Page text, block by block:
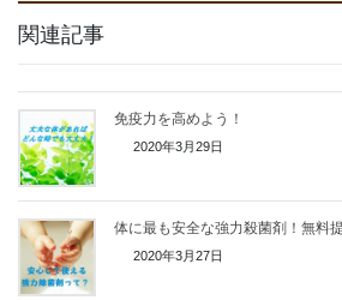
関連記事
免疫力を高めよう！
2020年3月29日
体に最も安全な強力殺菌剤！無料
2020年3月27日